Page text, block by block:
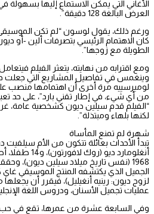
العرض البالغة 128 دقيقة”.
ورغم ذلك، يقول لوسون “لم تكن الموسيقى
كان الاهتمام الرئيسي بتصرفات ألين -أو
الطويلة مع زوجها”.
ومع اقترابه من نهايته، يتعثر الفيلم
وينغمس في تفاصيل المشاريع التي جعلت
لوميرسييه مرة أخرى أن اهتمامها منصب
من أي شيء، في إطار تقني بارد”، على حد
“الفيلم قدم سيلين ديون كشخصية عامة،
لكنها بلهاء ومبتذلة”.
شهرة لم تمنع المأساة
تبدأ الأحداث بعائلة تتكون من الأم سيلفيت
أنغلومارد ديو
1968 (نفس تاريخ ميلاد سيلين ديون)،
الجميل الذي يكتشفه المنتج الموسيقي غاي
لزوج ديون: رينيه أنغيليل)، فيقرر أن
عمليات تجميل الأسنان، ودروس اللغة